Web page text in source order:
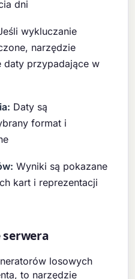
dni
wykluczanie
narzędzie
daty przypadające w
Daty są
format i
Wyniki są pokazane
kart i reprezentacji
serwera
losowych
to narzędzie